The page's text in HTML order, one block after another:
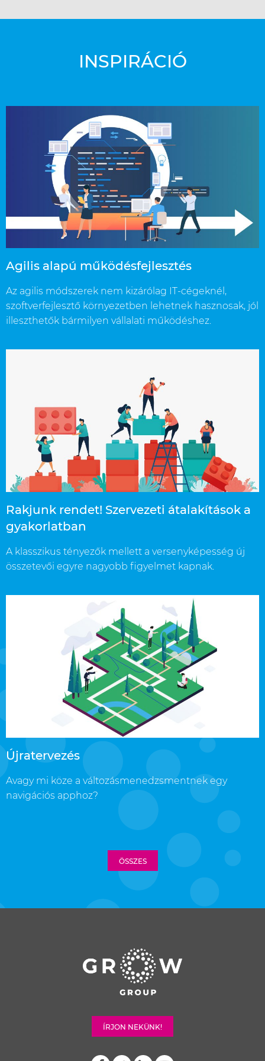
INSPIRÁCIÓ
Agilis alapú működésfejlesztés
Az agilis módszerek nem kizárólag IT-cégeknél,
szoftverfejlesztő környezetben lehetnek hasznosak, jól
illeszthetők bármilyen vállalati működéshez.
Rakjunk rendet! Szervezeti átalakítások a
gyakorlatban
A klasszikus tényezők mellett a versenyképesség új
összetevői egyre nagyobb figyelmet kapnak.
Újratervezés
Avagy mi köze a változásmenedzsmentnek egy
navigációs apphoz?
ÖSSZES
ÍRJON NEKÜNK!